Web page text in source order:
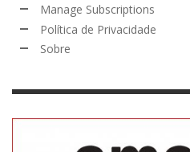
Manage Subscriptions
Política de Privacidade
Sobre